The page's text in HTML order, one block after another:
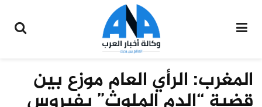
المغرب: الرأي العام موزع بين